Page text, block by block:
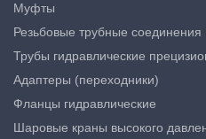
Муфты
Резьбовые трубные соединения
Трубы гидравлические
Адаптеры (переходники)
Фланцы гидравлические
Шаровые краны высокого